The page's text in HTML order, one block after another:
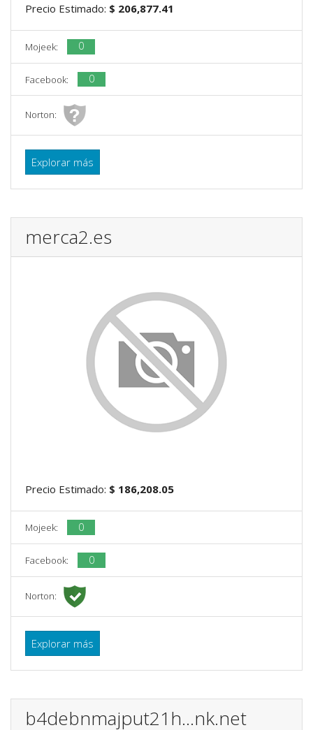
Precio Estimado: $ 206,877.41
Mojeek: 0
Facebook: 0
Norton:
Explorar más
merca2.es
Precio Estimado: $ 186,208.05
Mojeek: 0
Facebook: 0
Norton:
Explorar más
b4debnmajput21h...nk.net